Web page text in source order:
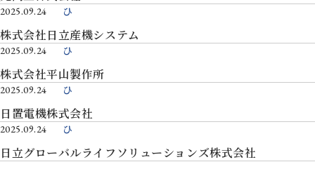
2025.09.24 ひ
株式会社日立産機システム
2025.09.24 ひ
株式会社平山製作所
2025.09.24 ひ
日置電機株式会社
2025.09.24 ひ
日立グローバルライフソリューションズ株式会社